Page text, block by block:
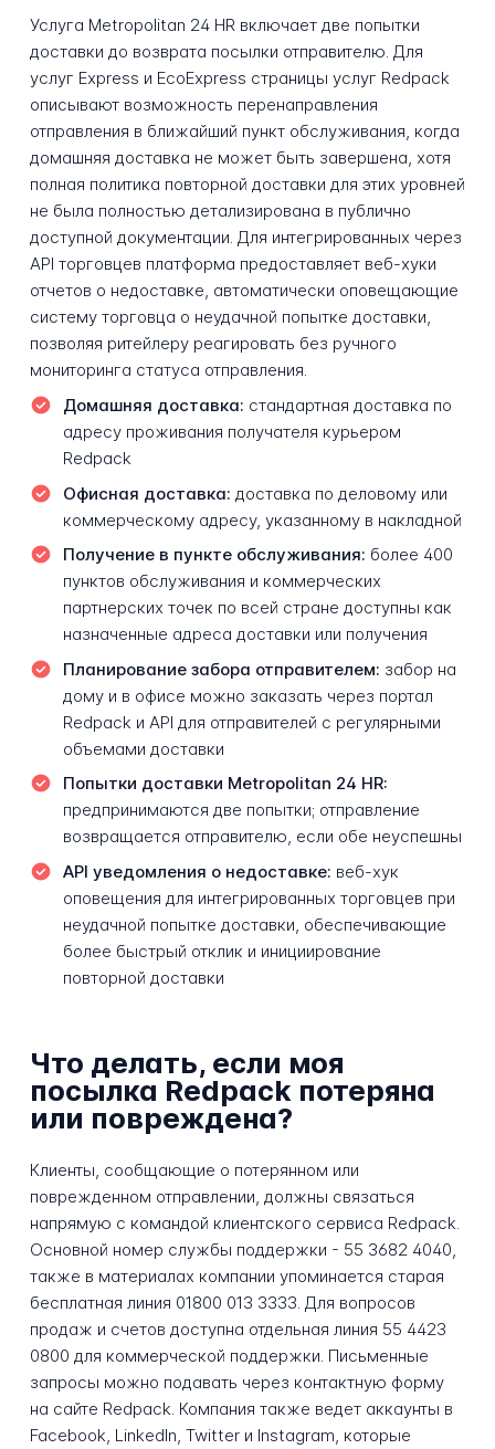
Услуга Metropolitan 24 HR включает две попытки
доставки до возврата посылки отправителю. Для
услуг Express и EcoExpress страницы услуг Redpack
описывают возможность перенаправления
отправления в ближайший пункт обслуживания, когда
домашняя доставка не может быть завершена, хотя
полная политика повторной доставки для этих уровней
не была полностью детализирована в публично
доступной документации. Для интегрированных через
API торговцев платформа предоставляет веб-хуки
отчетов о недоставке, автоматически оповещающие
систему торговца о неудачной попытке доставки,
позволяя ритейлеру реагировать без ручного
мониторинга статуса отправления.
Домашняя доставка: стандартная доставка по
адресу проживания получателя курьером
Redpack
Офисная доставка: доставка по деловому или
коммерческому адресу, указанному в накладной
Получение в пункте обслуживания: более 400
пунктов обслуживания и коммерческих
партнерских точек по всей стране доступны как
назначенные адреса доставки или получения
Планирование забора отправителем: забор на
дому и в офисе можно заказать через портал
Redpack и API для отправителей с регулярными
объемами доставки
Попытки доставки Metropolitan 24 HR:
предпринимаются две попытки; отправление
возвращается отправителю, если обе неуспешны
API уведомления о недоставке: веб-хук
оповещения для интегрированных торговцев при
неудачной попытке доставки, обеспечивающие
более быстрый отклик и инициирование
повторной доставки
Что делать, если моя
посылка Redpack потеряна
или повреждена?
Клиенты, сообщающие о потерянном или
поврежденном отправлении, должны связаться
напрямую с командой клиентского сервиса Redpack.
Основной номер службы поддержки - 55 3682 4040,
также в материалах компании упоминается старая
бесплатная линия 01800 013 3333. Для вопросов
продаж и счетов доступна отдельная линия 55 4423
0800 для коммерческой поддержки. Письменные
запросы можно подавать через контактную форму
на сайте Redpack. Компания также ведет аккаунты в
Facebook, LinkedIn, Twitter и Instagram, которые